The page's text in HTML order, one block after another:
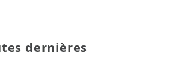
dernières